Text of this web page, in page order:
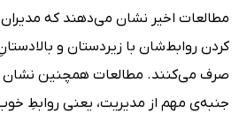
مطالعات اخیر نشان می‌دهند که مدیران
کردن روابط‌شان با زیردستان و
صرف می‌کنند. مطالعات همچنین
جنبه‌ی مهم از مدیریت، یعنی روابطِ خوب